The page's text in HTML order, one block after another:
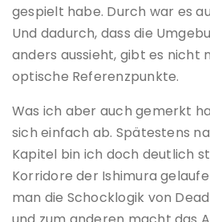
gespielt habe. Durch war es
Und dadurch, dass die
anders aussieht, gibt es nicht
optische Referenzpunkte.
Was ich aber auch gemerkt
sich einfach ab. Spätestens
Kapitel bin ich doch deutlich
Korridore der Ishimura
man die Schocklogik von